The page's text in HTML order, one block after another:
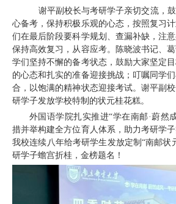
谢平副校长与考研学子亲切交流，
心备考，保持积极乐观的心态，按照复习
们在最后阶段要科学规划、查漏补缺，注
保持高效复习，从容应考。陈晓波书记、
学们坚持不懈的备考状态，鼓励大家坚定
的心态和扎实的准备迎接挑战；叮嘱同学
合，以饱满的精神状态迎接考试。谢平副
研学子发放学校特制的状元桂花糕。
外国语学院扎实推进“学在南邮·蔚然
措并举构建全方位育人体系，助力考研学
我校连续八年给考研学生发放定制“南邮状
研学子蟾宫折桂，金榜题名！